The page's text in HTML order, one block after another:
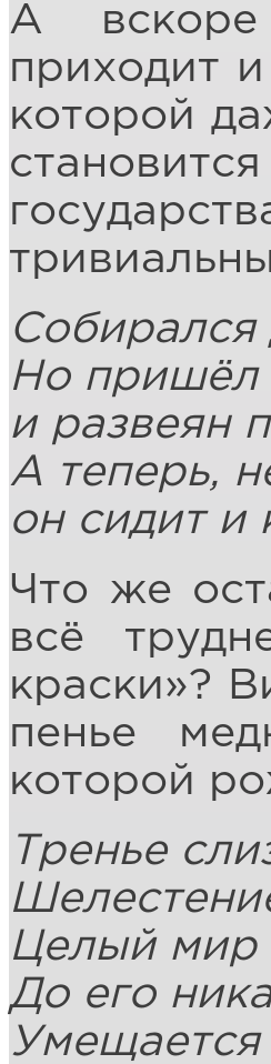
А
приходит
которой
Собирался
Но пришёл
и развеян
А теперь,
он сидит и
Что же
всё
краски»?
пенье
которой
Тренье
Целый мир
До его